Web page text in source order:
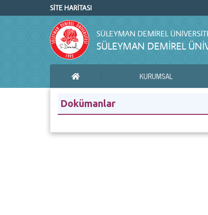
SİTE HARİTASI
SÜLEYMAN DEMIREL
SÜLEYMAN DEMIREL
KURUMSAL
Dokümanlar